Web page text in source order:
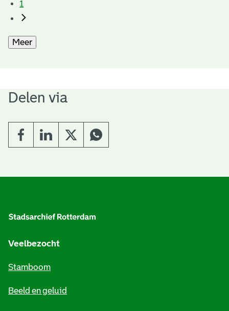
1
Meer
Delen via
m
Veelbezocht
Stamboom
Beeld en geluid